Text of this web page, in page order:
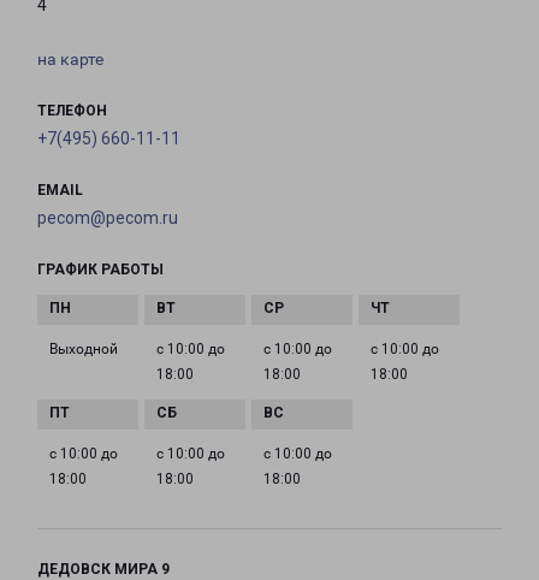
4
на карте
ТЕЛЕФОН
+7(495) 660-11-11
EMAIL
pecom@pecom.ru
ГРАФИК РАБОТЫ
Выходной
с 10:00 до
18:00
с 10:00 до
18:00
с 10:00 до
18:00
с 10:00 до
18:00
с 10:00 до
18:00
с 10:00 до
18:00
ДЕДОВСК МИРА 9